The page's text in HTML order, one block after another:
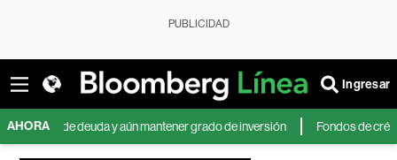
PUBLICIDAD
Ingresar
AHORA
de deuda y aún mantener grado de inversión Fondos de crédito